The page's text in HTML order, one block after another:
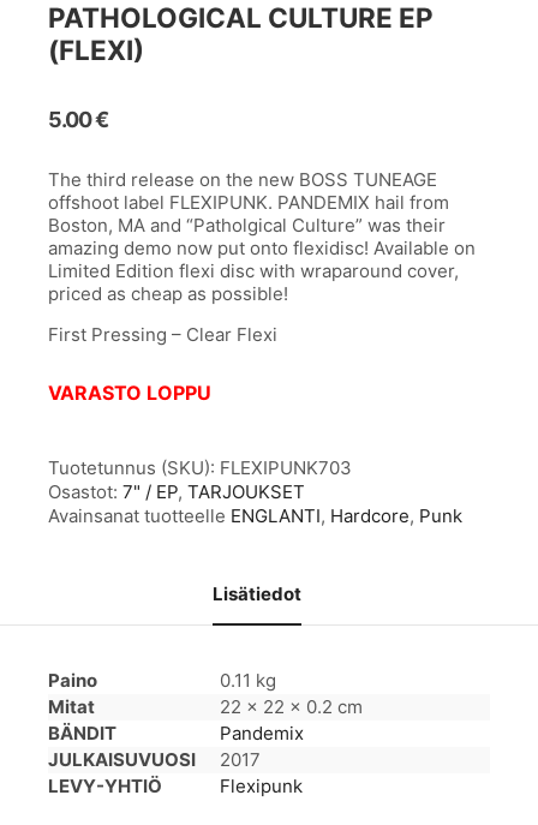
PATHOLOGICAL CULTURE EP
(FLEXI)
5.00€
The third release on the new BOSS TUNEAGE
offshoot label FLEXIPUNK. PANDEMIX hail from
Boston, MA and “Patholgical Culture” was their
amazing demo now put onto flexidisc! Available on
Limited Edition flexi disc with wraparound cover,
priced as cheap as possible!
First Pressing – Clear Flexi
VARASTO LOPPU
Tuotetunnus (SKU): FLEXIPUNK703
Osastot: 7" / EP, TARJOUKSET
Avainsanat tuotteelle ENGLANTI, Hardcore, Punk
Lisätiedot
Paino
0.11 kg
Mitat
22 × 22 × 0.2 cm
BÄNDIT
Pandemix
JULKAISUVUOSI
2017
LEVY-YHTIÖ
Flexipunk